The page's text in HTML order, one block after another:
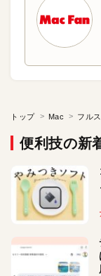
トップ Mac
便利技の新